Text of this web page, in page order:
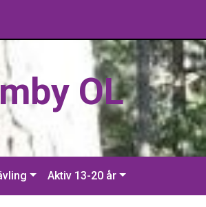
OL
Aktiv 13-20 år